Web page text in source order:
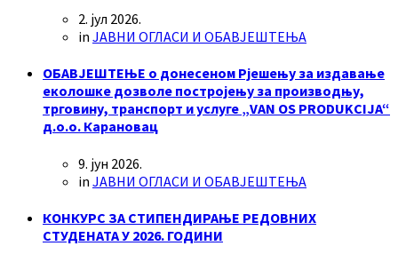
2. јул 2026.
in ЈАВНИ ОГЛАСИ И ОБАВЈЕШТЕЊА
ОБАВЈЕШТЕЊЕ о донесеном Рјешењу за издавање
еколошке дозволе постројењу за производњу,
трговину, транспорт и услуге „VAN OS PRODUKCIJA“
д.о.о. Карановац
9. јун 2026.
in ЈАВНИ ОГЛАСИ И ОБАВЈЕШТЕЊА
КОНКУРС ЗА СТИПЕНДИРАЊЕ РЕДОВНИХ
СТУДЕНАТА У 2026. ГОДИНИ